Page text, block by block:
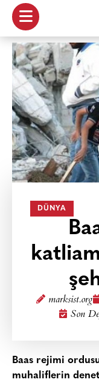
DÜNYA
marksist.org
Son
Baas rejimi
muhaliflerin